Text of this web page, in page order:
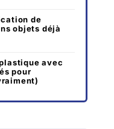
de
objets déjà
avec
pour